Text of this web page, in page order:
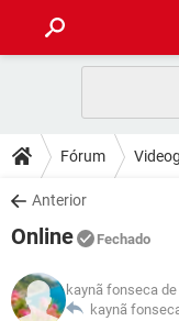
CELULAR
OUTLOOK
INSTAGRAM
GUIA DE COMPRAS
DICAS
JOGOS
INSTAGRAM
DOWNLOADS
JOGOS
CELULAR
OUTLOOK
JOGOS
GLOSSÁRIO
Fórum
Anterior
Online Fechado
kaynã fonseca
kaynã